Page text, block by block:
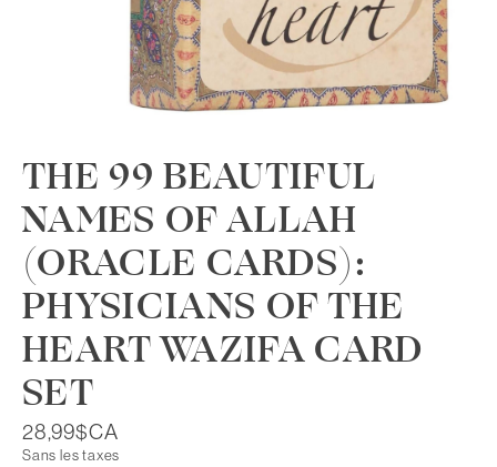
THE 99 BEAUTIFUL
NAMES OF ALLAH
(ORACLE CARDS):
PHYSICIANS OF THE
HEART WAZIFA CARD
SET
28,99$CA
Sans les taxes